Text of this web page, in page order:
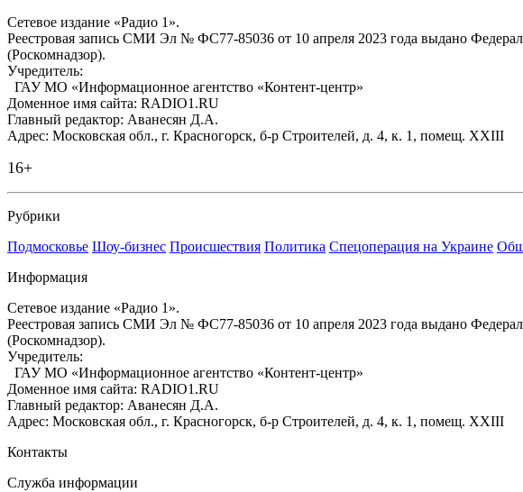
Сетевое издание «Радио 1».
Реестровая запись СМИ Эл № ФС77-85036 от 10 апреля 2023 года выдано
(Роскомнадзор).
Учредитель:
ГАУ МО «Информационное агентство «Контент-центр»
Доменное имя сайта: RADIO1.RU
Главный редактор: Аванесян Д.А.
Адрес: Московская обл., г. Красногорск, б-р Строителей, д. 4, к. 1, помещ. XXIII
16+
Рубрики
Подмосковье Шоу-бизнес Происшествия Политика Спецоперация на Украине
Информация
Сетевое издание «Радио 1».
Реестровая запись СМИ Эл № ФС77-85036 от 10 апреля 2023 года выдано
(Роскомнадзор).
Учредитель:
ГАУ МО «Информационное агентство «Контент-центр»
Доменное имя сайта: RADIO1.RU
Главный редактор: Аванесян Д.А.
Адрес: Московская обл., г. Красногорск, б-р Строителей, д. 4, к. 1, помещ. XXIII
Контакты
Служба информации